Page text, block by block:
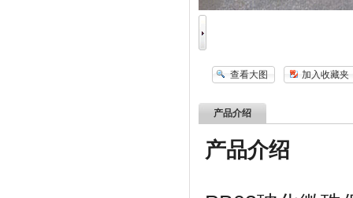
查看大图 加入收藏夹
产品介绍
产品介绍